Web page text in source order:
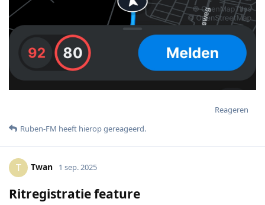
Reageren
Ruben-FM heeft hierop gereageerd.
T Twan 1 sep. 2025
Ritregistratie feature